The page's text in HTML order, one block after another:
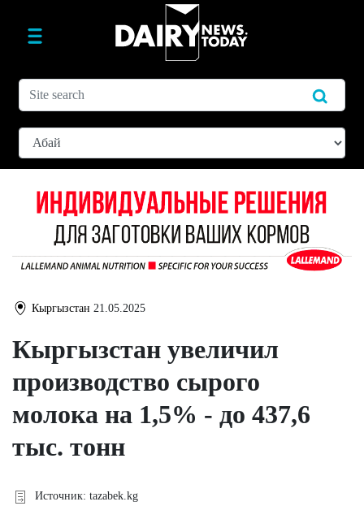
Кыргызстан 21.05.2025
Кыргызстан увеличил
производство сырого
молока на 1,5% - до 437,6
тыс. тонн
Источник: tazabek.kg